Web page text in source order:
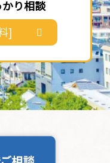
り相談
]